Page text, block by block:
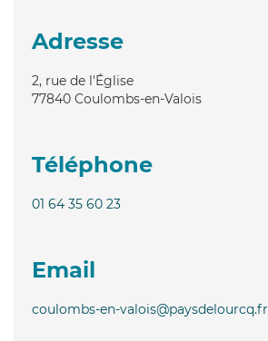
Adresse
2, rue de l'Église
77840 Coulombs-en-Valois
Téléphone
01 64 35 60 23
Email
coulombs-en-valois@paysdelourcq.fr